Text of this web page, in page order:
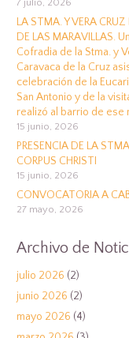
7 julio, 2026
LA STMA. Y VERA
DE LAS MARAVILLAS.
Cofradia de la Stma. y
Caravaca de la Cruz
celebración de la
San Antonio y de la
realizó al barrio de ese
15 junio, 2026
PRESENCIA DE LA
CORPUS CHRISTI
15 junio, 2026
CONVOCATORIA A
27 mayo, 2026
Archivo de
julio 2026 (2)
junio 2026 (2)
mayo 2026 (4)